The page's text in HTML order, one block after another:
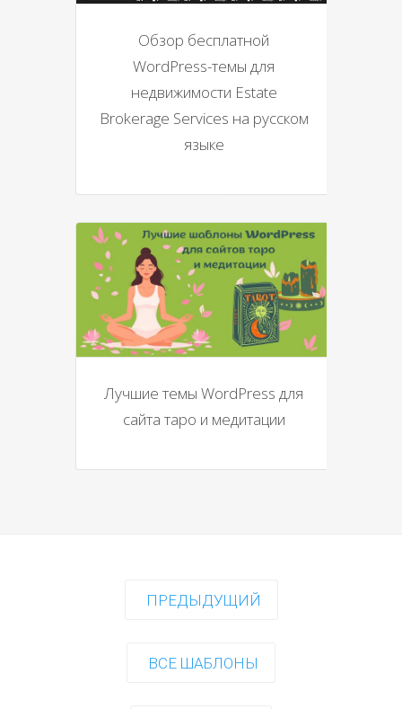
Обзор бесплатной
WordPress-темы для
недвижимости Estate
Brokerage Services на русском
языке
Лучшие темы WordPress для
сайта таро и медитации
ПРЕДЫДУЩИЙ
ВСЕ ШАБЛОНЫ